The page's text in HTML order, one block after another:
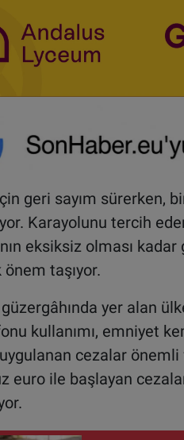
geri sayım sürerken,
Karayolunu tercih
eksiksiz olması
önem taşıyor.
yer alan
kullanımı, emniyet
cezalar önemli
euro ile başlayan